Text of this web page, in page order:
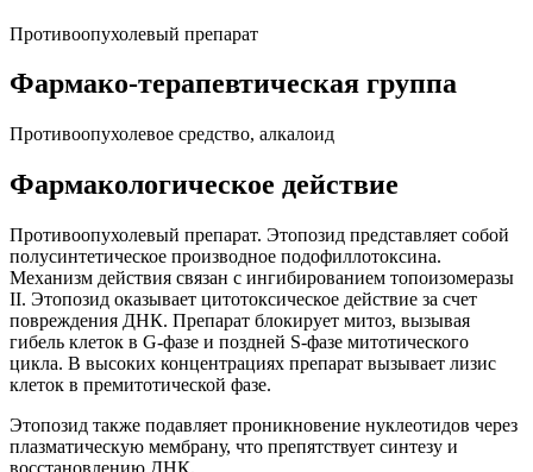
Противоопухолевый препарат
Фармако-терапевтическая группа
Противоопухолевое средство, алкалоид
Фармакологическое действие
Противоопухолевый препарат. Этопозид представляет собой
полусинтетическое производное подофиллотоксина.
Механизм действия связан с ингибированием топоизомеразы
II. Этопозид оказывает цитотоксическое действие за счет
повреждения ДНК. Препарат блокирует митоз, вызывая
гибель клеток в G-фазе и поздней S-фазе митотического
цикла. В высоких концентрациях препарат вызывает лизис
клеток в премитотической фазе.
Этопозид также подавляет проникновение нуклеотидов через
плазматическую мембрану, что препятствует синтезу и